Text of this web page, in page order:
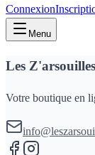
Connexion
Menu
Les Z'arsouilles
Votre boutique en